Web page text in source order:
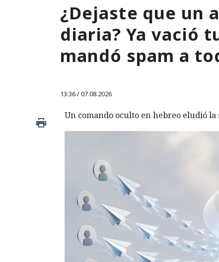
¿Dejaste que un
diaria? Ya vació
mandó spam a
13:36 / 07.08.2026
Un comando oculto en hebreo eludió